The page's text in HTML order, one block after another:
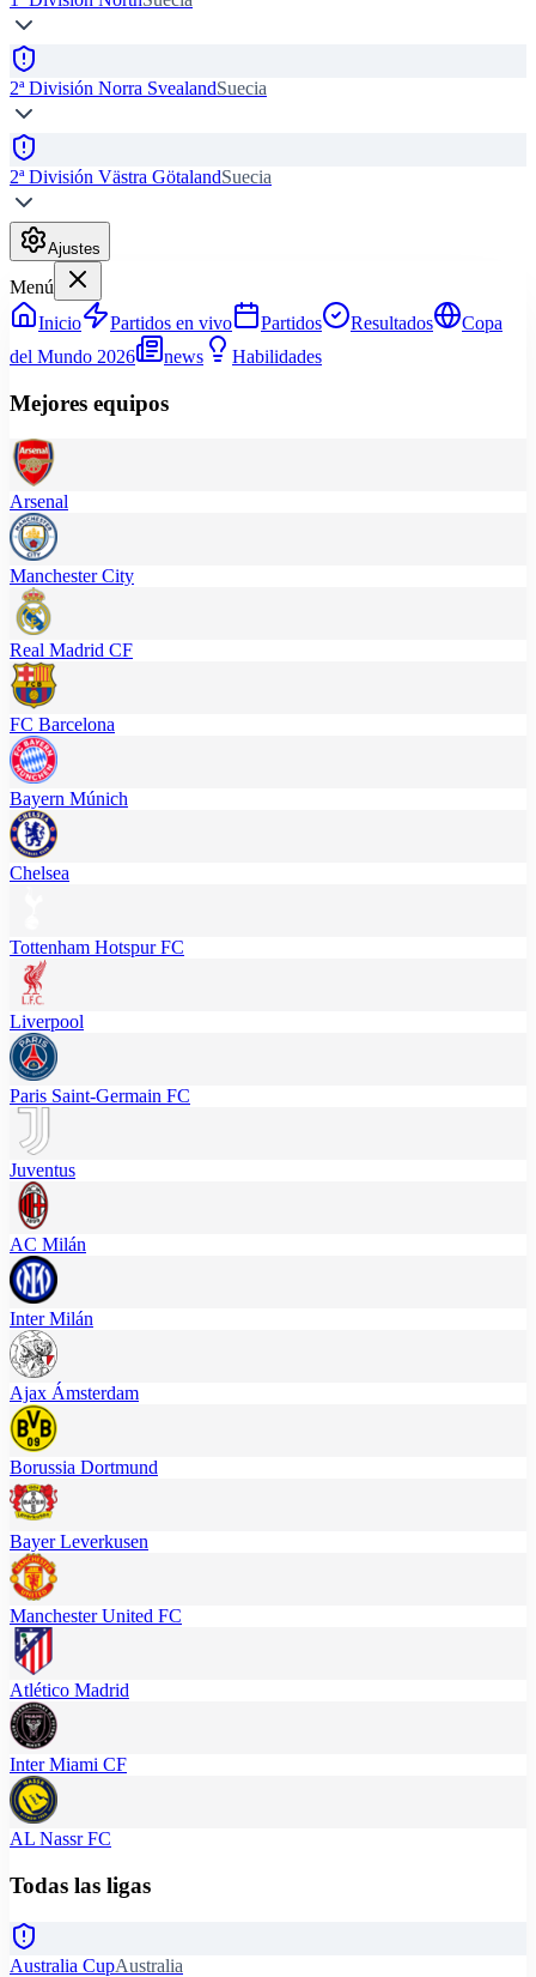
2ª División Norra SvealandSuecia
2ª División Västra GötalandSuecia
Ajustes
Menú
Inicio
Partidos en vivo Partidos Resultados
Copa
del Mundo 2026
news Habilidades
Mejores equipos
Arsenal
Manchester City
Real Madrid CF
FC Barcelona
Bayern Múnich
Chelsea
Tottenham Hotspur FC
Liverpool
Paris Saint-Germain FC
Juventus
AC Milán
Inter Milán
Ajax Ámsterdam
Borussia Dortmund
Bayer Leverkusen
Manchester United FC
Atlético Madrid
Inter Miami CF
AL Nassr FC
Todas las ligas
Australia CupAustralia